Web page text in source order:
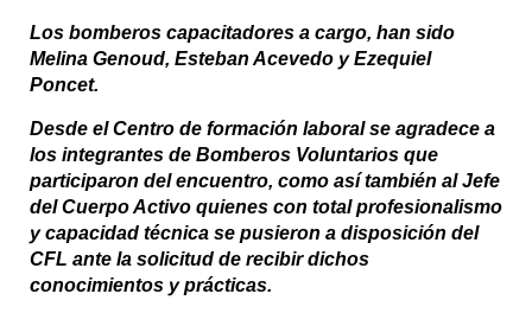
Los bomberos capacitadores a cargo, han sido
Melina Genoud, Esteban Acevedo y Ezequiel
Poncet.
Desde el Centro de formación laboral se agradece a
los integrantes de Bomberos Voluntarios que
participaron del encuentro, como así también al Jefe
del Cuerpo Activo quienes con total profesionalismo
y capacidad técnica se pusieron a disposición del
CFL ante la solicitud de recibir dichos
conocimientos y prácticas.